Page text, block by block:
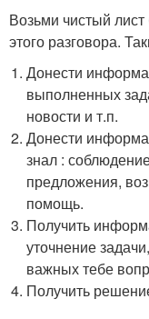
Возьми чистый
этого разговора.
Донести
выполненных
новости и т.п.
Донести
знал :
предложения,
помощь.
Получить
уточнение
важных тебе
Получить